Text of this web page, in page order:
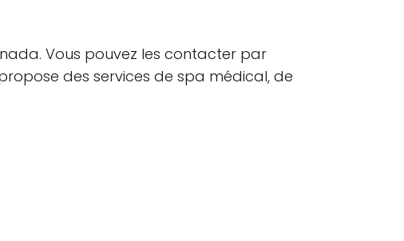
Vous pouvez les contacter par
des services de spa médical, de